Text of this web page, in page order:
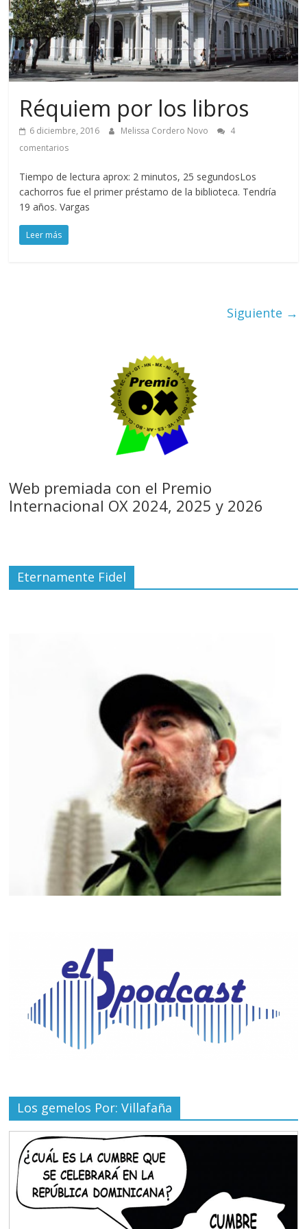
Réquiem por los libros
6 diciembre, 2016 Melissa Cordero Novo
4
comentarios
Tiempo de lectura aprox: 2 minutos, 25 segundosLos
cachorros fue el primer préstamo de la biblioteca. Tendría
19 años. Vargas
Leer más
Siguiente →
Web premiada con el Premio
Internacional OX 2024, 2025 y 2026
Eternamente Fidel
Los gemelos Por: Villafaña